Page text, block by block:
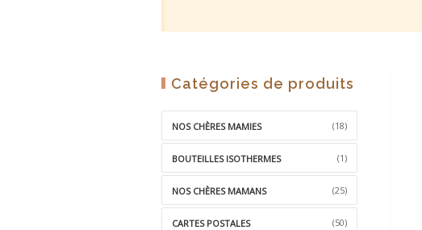
Catégories de produits
NOS CHÈRES MAMIES (18)
BOUTEILLES ISOTHERMES (1)
NOS CHÈRES MAMANS (25)
CARTES POSTALES (50)